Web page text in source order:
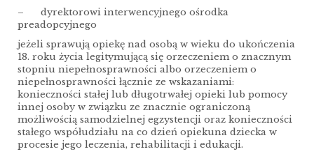
– dyrektorowi interwencyjnego ośrodka
preadopcyjnego
jeżeli sprawują opiekę nad osobą w wieku do ukończenia
18. roku życia legitymującą się orzeczeniem o znacznym
stopniu niepełnosprawności albo orzeczeniem o
niepełnosprawności łącznie ze wskazaniami:
konieczności stałej lub długotrwałej opieki lub pomocy
innej osoby w związku ze znacznie ograniczoną
możliwością samodzielnej egzystencji oraz konieczności
stałego współudziału na co dzień opiekuna dziecka w
procesie jego leczenia, rehabilitacji i edukacji.